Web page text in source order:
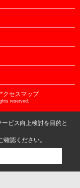
クセスマップ
reserved.
ビス向上検討を目的と
確認ください。